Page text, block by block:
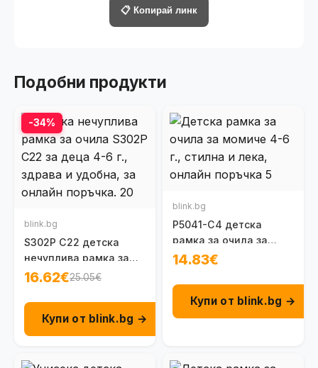
📋 Копирай линк
Подобни продукти
-34%
blink.bg
S302P C22 детска
нечуплива рамка за
очила 4-6 г.
16.62€25.05€
Купи от blink.bg →
blink.bg
P5041-C4 детска
рамка за очила за
момиче 4-6 г.
14.83€
Купи от blink.bg →